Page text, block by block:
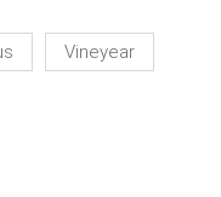
Vineyear